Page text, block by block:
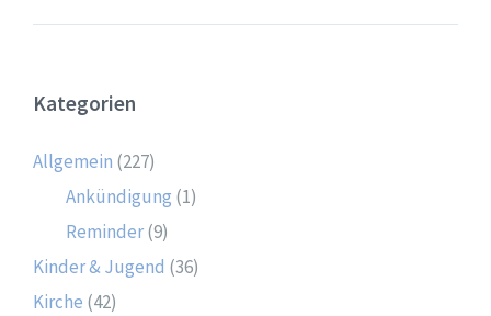
Kategorien
Allgemein (227)
Ankündigung (1)
Reminder(9)
Kinder & Jugend (36)
Kirche (42)